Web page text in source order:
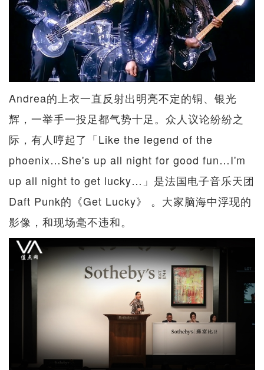
Andrea的上衣一直反射出明亮不定的铜、银光
辉，一举手一投足都气势十足。众人议论纷纷之
际，有人哼起了「Like the legend of the
phoenix…She's up all night for good fun…I'm
up all night to get lucky…」是法国电子音乐天团
Daft Punk的《Get Lucky》 。大家脑海中浮现的
影像，和现场毫不违和。